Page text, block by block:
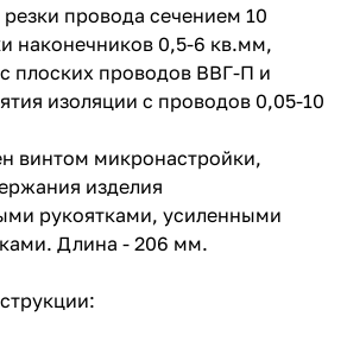
резки провода сечением 10
наконечников 0,5-6 кв.мм,
плоских проводов ВВГ-П и
изоляции с проводов 0,05-10
винтом микронастройки,
изделия
рукоятками, усиленными
Длина - 206 мм.